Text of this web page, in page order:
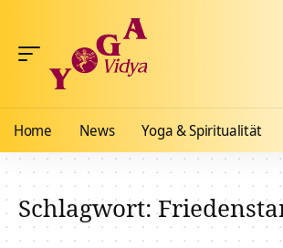
Home News Yoga & Spiritualität
Schlagwort: